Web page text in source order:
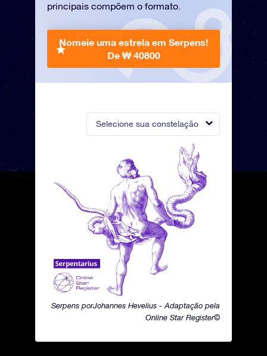
Selecione sua constelação
Serpens porJohannes Hevelius - Adaptação pela
Online Star Register©
principais compõem o formato.
Nomeie uma estrela em Serpens!
De ₩ 40800